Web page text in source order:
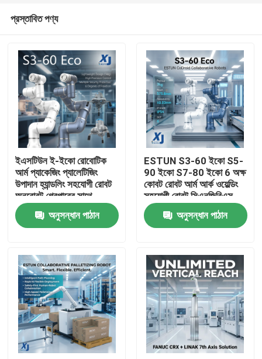
বাড়ি
পণ্য
ভিডিও
আমাদের সম্পর্কে
প্রস্তাবিত পণ্য
ইএসটিউন ই-ইকো রোবোটিক
আর্ম প্যাকেজিং প্যালেটিজিং
উপাদান হ্যান্ডলিং সহযোগী রোবট
অনরোবট গ্রেপারের সাথে
অনুসন্ধান পাঠান
ESTUN S3-60 ইকো S5-
90 ইকো S7-80 ইকো 6 অক্ষ
কোবট রোবট আর্ম আর্ক ওয়েল্ডিং
সহযোগী রোবট সিএনজিবিএস
ওয়েল্ডিং পজিশনার
অনুসন্ধান পাঠান